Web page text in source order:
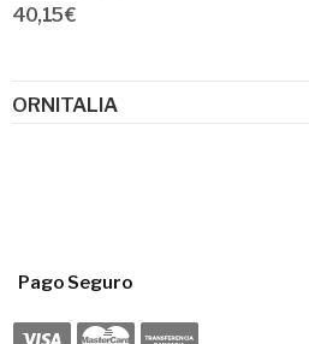
ORNITALIA
40,15 €
Pago Seguro